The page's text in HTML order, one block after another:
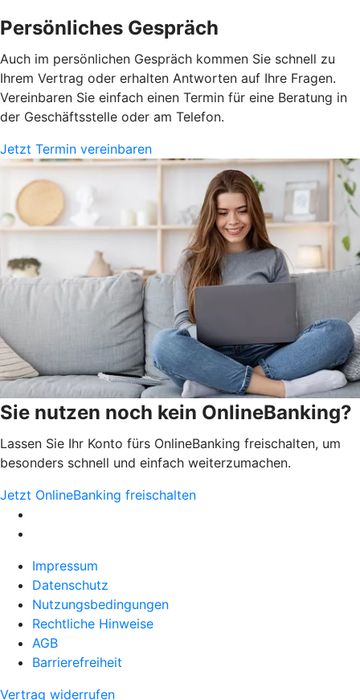
Persönliches Gespräch
Auch im persönlichen Gespräch kommen Sie schnell zu
Ihrem Vertrag oder erhalten Antworten auf Ihre Fragen.
Vereinbaren Sie einfach einen Termin für eine Beratung in
der Geschäftsstelle oder am Telefon.
Jetzt Termin vereinbaren
Sie nutzen noch kein OnlineBanking?
Lassen Sie Ihr Konto fürs OnlineBanking freischalten, um
besonders schnell und einfach weiterzumachen.
Jetzt OnlineBanking freischalten
Impressum
Datenschutz
Nutzungsbedingungen
Rechtliche Hinweise
AGB
Barrierefreiheit
Vertrag widerrufen